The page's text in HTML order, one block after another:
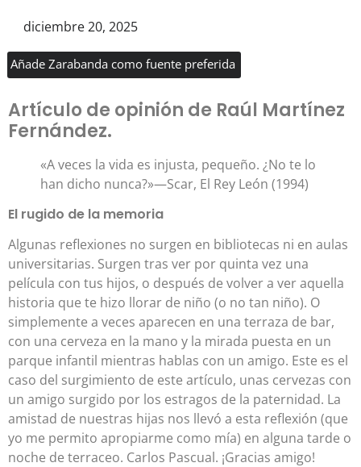
diciembre 20, 2025
Añade Zarabanda como fuente preferida
Artículo de opinión de Raúl Martínez
Fernández.
«A veces la vida es injusta, pequeño. ¿No te lo
han dicho nunca?»—Scar, El Rey León (1994)
El rugido de la memoria
Algunas reflexiones no surgen en bibliotecas ni en aulas
universitarias. Surgen tras ver por quinta vez una
película con tus hijos, o después de volver a ver aquella
historia que te hizo llorar de niño (o no tan niño). O
simplemente a veces aparecen en una terraza de bar,
con una cerveza en la mano y la mirada puesta en un
parque infantil mientras hablas con un amigo. Este es el
caso del surgimiento de este artículo, unas cervezas con
un amigo surgido por los estragos de la paternidad. La
amistad de nuestras hijas nos llevó a esta reflexión (que
yo me permito apropiarme como mía) en alguna tarde o
noche de terraceo. Carlos Pascual. ¡Gracias amigo!